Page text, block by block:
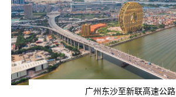
广州东沙至新联高速公路